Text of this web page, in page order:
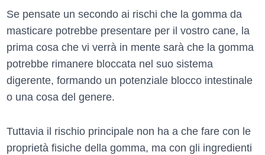
Se pensate un secondo ai rischi che la gomma da
masticare potrebbe presentare per il vostro cane, la
prima cosa che vi verrà in mente sarà che la gomma
potrebbe rimanere bloccata nel suo sistema
digerente, formando un potenziale blocco intestinale
o una cosa del genere.
Tuttavia il rischio principale non ha a che fare con le
proprietà fisiche della gomma, ma con gli ingredienti